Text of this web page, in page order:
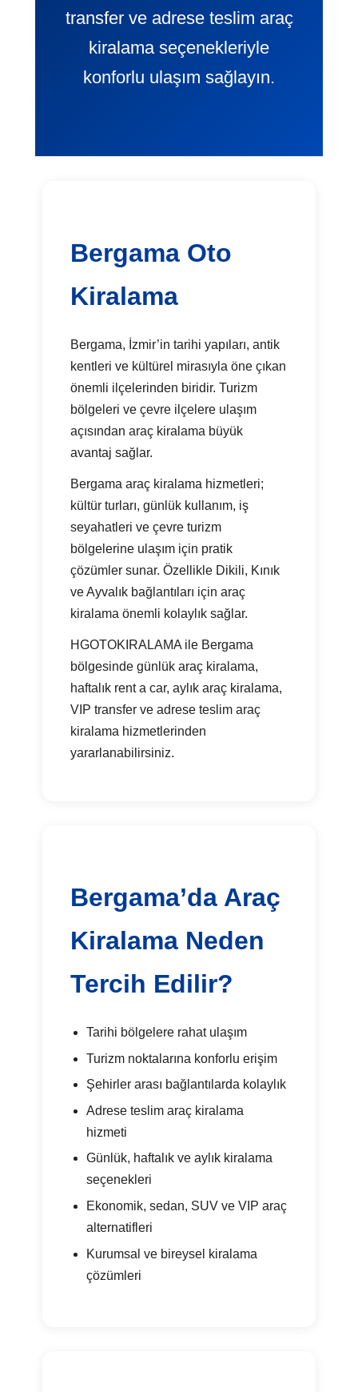
transfer ve adrese teslim araç
kiralama seçenekleriyle
konforlu ulaşım sağlayın.
Bergama Oto
Kiralama
Bergama, İzmir’in tarihi yapıları, antik
kentleri ve kültürel mirasıyla öne çıkan
önemli ilçelerinden biridir. Turizm
bölgeleri ve çevre ilçelere ulaşım
açısından araç kiralama büyük
avantaj sağlar.
Bergama araç kiralama hizmetleri;
kültür turları, günlük kullanım, iş
seyahatleri ve çevre turizm
bölgelerine ulaşım için pratik
çözümler sunar. Özellikle Dikili, Kınık
ve Ayvalık bağlantıları için araç
kiralama önemli kolaylık sağlar.
HGOTOKIRALAMA ile Bergama
bölgesinde günlük araç kiralama,
haftalık rent a car, aylık araç kiralama,
VIP transfer ve adrese teslim araç
kiralama hizmetlerinden
yararlanabilirsiniz.
Bergama’da Araç
Kiralama Neden
Tercih Edilir?
Tarihi bölgelere rahat ulaşım
Turizm noktalarına konforlu erişim
Şehirler arası bağlantılarda kolaylık
Adrese teslim araç kiralama
hizmeti
Günlük, haftalık ve aylık kiralama
seçenekleri
Ekonomik, sedan, SUV ve VIP araç
alternatifleri
Kurumsal ve bireysel kiralama
çözümleri